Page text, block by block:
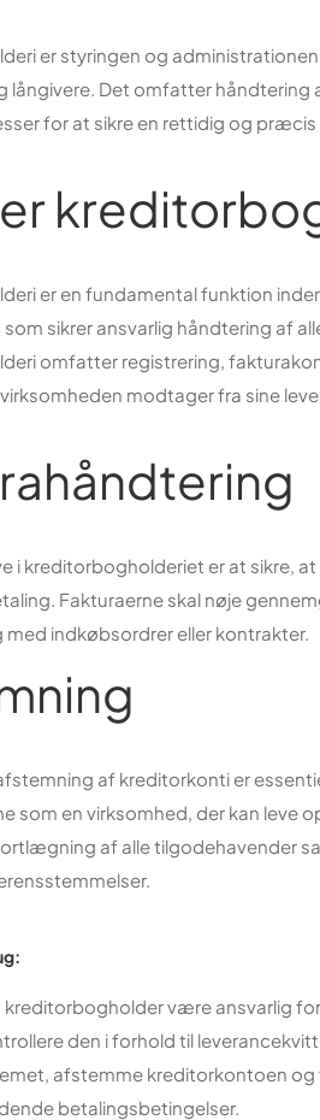
er styringen og
långivere. Det omfatter
for at sikre en rettidig og
er en fundamental funktion
sikrer ansvarlig håndtering af
omfatter registrering,
modtager fra sine
i kreditorbogholderiet er at sikre,
Fakturaerne skal nøje
med indkøbsordrer eller kontrakter.
af kreditorkonti er
som en virksomhed, der kan leve
af alle tilgodehavender
kreditorbogholder være ansvarlig
den i forhold til
afstemme kreditorkontoen
betalingsbetingelser.